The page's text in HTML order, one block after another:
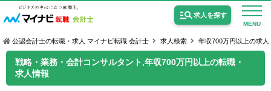
MENU
求人を探す
公認会計士の転職・求人 マイナビ転職 会計士 求人検索 年収700万円以上の求人
戦略・業務・会計コンサルタント,年収700万円以上の転職・
求人情報